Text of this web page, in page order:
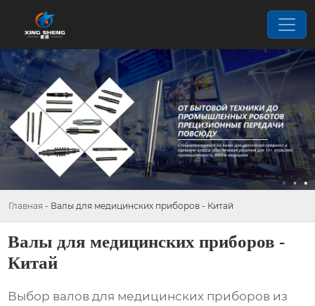
Главная - Валы для медицинских приборов - Китай
Валы для медицинских приборов -
Китай
Выбор валов для медицинских приборов из